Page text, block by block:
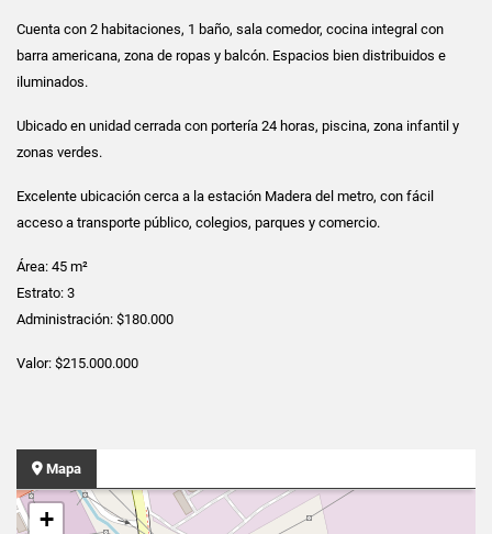
Cuenta con 2 habitaciones, 1 baño, sala comedor, cocina integral con
barra americana, zona de ropas y balcón. Espacios bien distribuidos e
iluminados.
Ubicado en unidad cerrada con portería 24 horas, piscina, zona infantil y
zonas verdes.
Excelente ubicación cerca a la estación Madera del metro, con fácil
acceso a transporte público, colegios, parques y comercio.
Área: 45 m²
Estrato: 3
Administración: $180.000
Valor: $215.000.000
Mapa
+